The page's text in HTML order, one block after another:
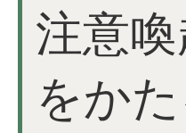
注意
をか